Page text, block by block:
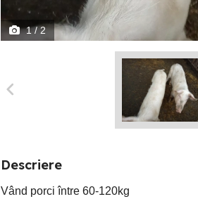
1/ 2
Descriere
Vând porci între 60-120kg